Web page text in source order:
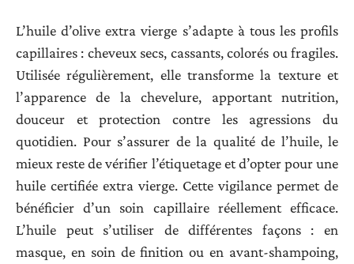
L’huile d’olive extra vierge s’adapte à tous les profils
capillaires : cheveux secs, cassants, colorés ou fragiles.
Utilisée régulièrement, elle transforme la texture et
l’apparence de la chevelure, apportant nutrition,
douceur et protection contre les agressions du
quotidien. Pour s’assurer de la qualité de l’huile, le
mieux reste de vérifier l’étiquetage et d’opter pour une
huile certifiée extra vierge. Cette vigilance permet de
bénéficier d’un soin capillaire réellement efficace.
L’huile peut s’utiliser de différentes façons : en
masque, en soin de finition ou en avant-shampoing,